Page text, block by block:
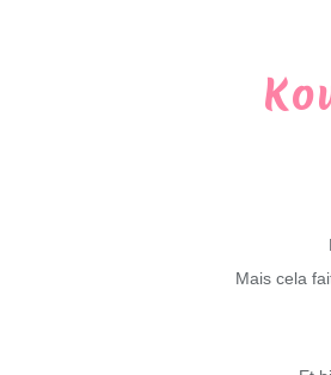
Mais cela